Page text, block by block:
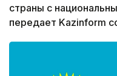
страны с
передает Kazinform